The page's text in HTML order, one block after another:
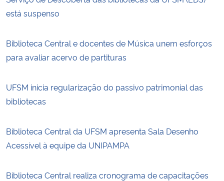
está suspenso
Biblioteca Central e docentes de Música unem esforços
para avaliar acervo de partituras
UFSM inicia regularização do passivo patrimonial das
bibliotecas
Biblioteca Central da UFSM apresenta Sala Desenho
Acessível à equipe da UNIPAMPA
Biblioteca Central realiza cronograma de capacitações